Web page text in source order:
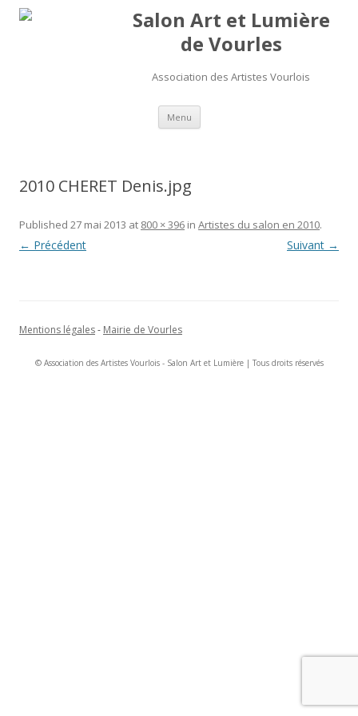
Salon Art et Lumière
de Vourles
Association des Artistes Vourlois
Menu Aller au contenu
2010 CHERET Denis.jpg
Published 27 mai 2013 at 800 × 396 in Artistes du salon en 2010.
← Précédent Suivant →
Mentions légales- Mairie de Vourles
© Association des Artistes Vourlois - Salon Art et Lumière | Tous droits réservés